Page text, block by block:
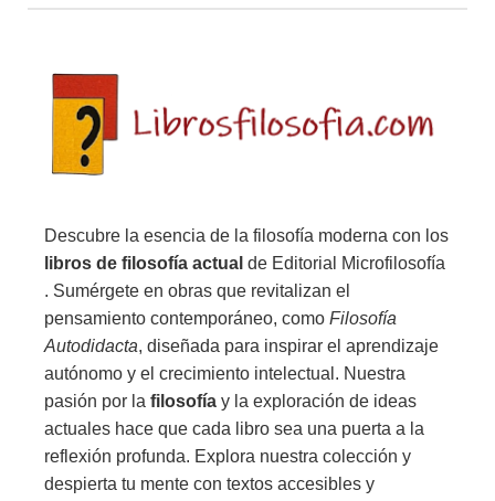
Descubre la esencia de la filosofía moderna con los
libros de filosofía actual de Editorial Microfilosofía
. Sumérgete en obras que revitalizan el
pensamiento contemporáneo, como Filosofía
Autodidacta, diseñada para inspirar el aprendizaje
autónomo y el crecimiento intelectual. Nuestra
pasión por la filosofía y la exploración de ideas
actuales hace que cada libro sea una puerta a la
reflexión profunda. Explora nuestra colección y
despierta tu mente con textos accesibles y